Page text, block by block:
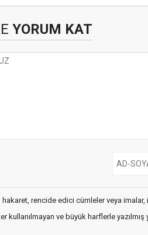
YORUM KAT
hakaret, rencide edici cümleler veya imalar,
kullanılmayan ve büyük harflerle